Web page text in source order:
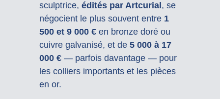
sculptrice, édités par Artcurial , se
négocient le plus souvent entre 1
500 et 9 000 €en bronze doré ou
cuivre galvanisé, et de 5 000 à 17
000 €— parfois davantage — pour
les colliers importants et les pièces
en or.